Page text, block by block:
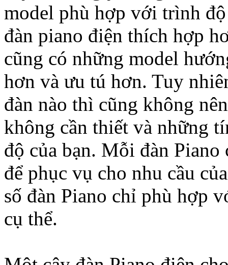
model phù hợp với trình
đàn piano điện thích hợp
cũng có những model
hơn và ưu tú hơn. Tuy
đàn nào thì cũng không
không cần thiết và những
độ của bạn. Mỗi đàn
để phục vụ cho nhu cầu
số đàn Piano chỉ phù hợp
cụ thể.